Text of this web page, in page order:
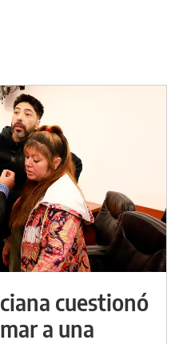
cuestionó
a una